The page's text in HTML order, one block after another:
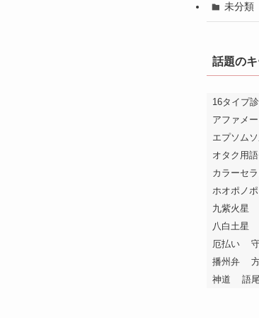
未分類
話題の
16タイプ
アファメ
エプソムソ
オタク用語
カラーセ
ホオポノポ
九紫火星
八白土星
厄払い
播州弁
神道
語尾